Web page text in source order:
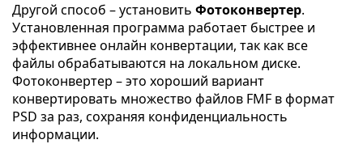
Другой способ – установить Фотоконвертер.
Установленная программа работает быстрее и
эффективнее онлайн конвертации, так как все
файлы обрабатываются на локальном диске.
Фотоконвертер – это хороший вариант
конвертировать множество файлов FMF в формат
PSD за раз, сохраняя конфиденциальность
информации.